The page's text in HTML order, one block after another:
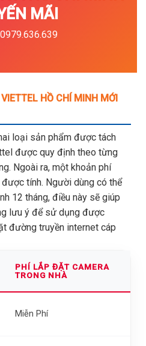
MÃI
HỒ CHÍ MINH MỚI
loại sản phẩm được tách
được quy định theo từng
Ngoài ra, một khoản phí
tính. Người dùng có thể
12 tháng, điều này sẽ giúp
lưu ý để sử dụng được
đường truyền internet cáp
PHÍ LẮP ĐẶT CAMERA
TRONG NHÀ
Miễn Phí